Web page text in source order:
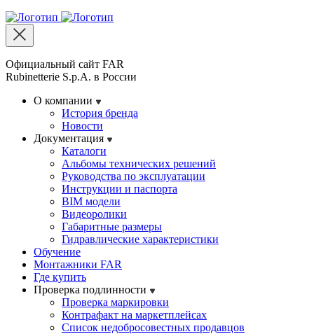
Официальный сайт FAR
Rubinetterie S.p.A. в России
О компании
История бренда
Новости
Документация
Каталоги
Альбомы технических решений
Руководства по эксплуатации
Инструкции и паспорта
BIM модели
Видеоролики
Габаритные размеры
Гидравлические характеристики
Обучение
Монтажники FAR
Где купить
Проверка подлинности
Проверка маркировки
Контрафакт на маркетплейсах
Cписок недобросовестных продавцов